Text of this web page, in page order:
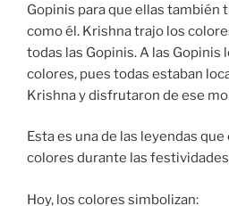
Gopinis para que ellas también
como él. Krishna trajo los
todas las Gopinis. A las Gopinis
colores, pues todas estaban
Krishna y disfrutaron de ese
Esta es una de las leyendas
colores durante las
Hoy, los colores simbolizan: